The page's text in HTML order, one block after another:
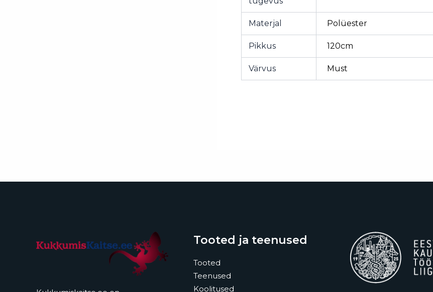
Materjal Polüester
Pikkus 120cm
Värvus Must
Tooted ja teenused
Tooted
Teenused
Koolitused